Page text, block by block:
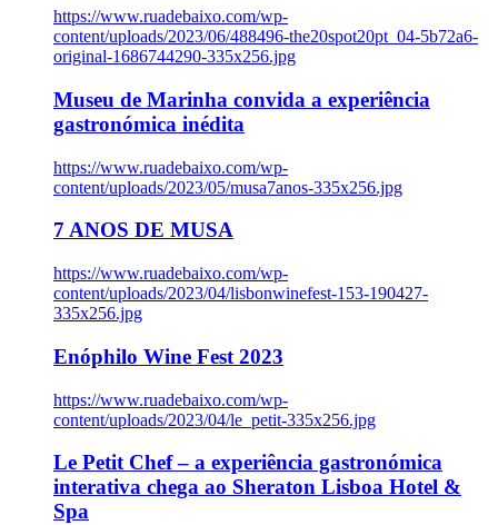
https://www.ruadebaixo.com/wp-
content/uploads/2023/06/488496-the20spot20pt_04-5b72a6-
original-1686744290-335x256.jpg
Museu de Marinha convida a experiência
gastronómica inédita
https://www.ruadebaixo.com/wp-
content/uploads/2023/05/musa7anos-335x256.jpg
7 ANOS DE MUSA
https://www.ruadebaixo.com/wp-
content/uploads/2023/04/lisbonwinefest-153-190427-
335x256.jpg
Enóphilo Wine Fest 2023
https://www.ruadebaixo.com/wp-
content/uploads/2023/04/le_petit-335x256.jpg
Le Petit Chef – a experiência gastronómica
interativa chega ao Sheraton Lisboa Hotel &
Spa